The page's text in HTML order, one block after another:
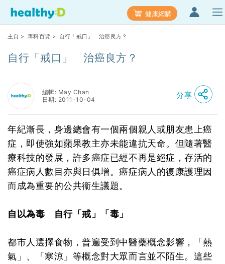
健康網購
主頁 > 專科百貨 > 自行「戒口」 治癌良方？
自行「戒口」 治癌良方？
編輯: May Chan
日期: 2011-10-04
分享
年紀漸長，身邊總會有一個兩個親人或朋友患上癌
症，即使強如蘋果教主亦未能違抗天命。但隨著醫
療科技的發展，許多癌症已經不再是絕症，存活的
癌症病人數目亦與日俱增。癌症病人的復康護理因
而成為重要的公共衞生議題。
自以為毒 自行「戒」「毒」
都市人選擇食物，普遍受到中醫藥概念影響，「熱
氣」、「寒涼」等概念對大眾而言並不陌生。這些